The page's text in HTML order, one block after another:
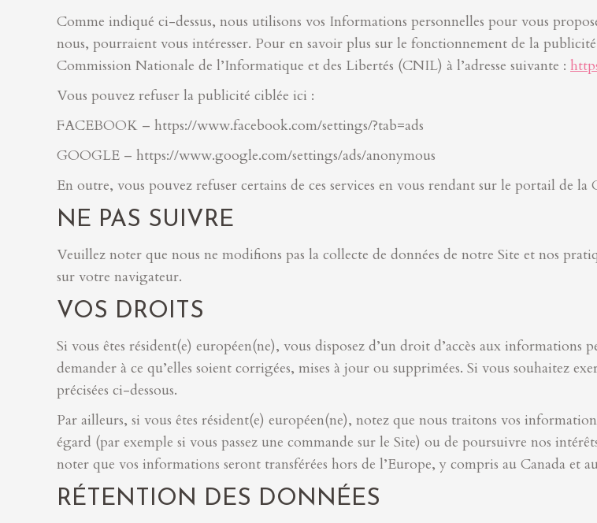
Comme indiqué ci-dessus, nous utilisons vos Informations personnelles pour vous
nous, pourraient vous intéresser. Pour en savoir plus sur le fonctionnement de la
Commission Nationale de l’Informatique et des Libertés (CNIL) à l’adresse suivante :
Vous pouvez refuser la publicité ciblée ici :
FACEBOOK – https://www.facebook.com/settings/?tab=ads
GOOGLE – https://www.google.com/settings/ads/anonymous
En outre, vous pouvez refuser certains de ces services en vous rendant sur le portail de la
NE PAS SUIVRE
Veuillez noter que nous ne modifions pas la collecte de données de notre Site et nos
sur votre navigateur.
VOS DROITS
Si vous êtes résident(e) européen(ne), vous disposez d’un droit d’accès aux informations
demander à ce qu’elles soient corrigées, mises à jour ou supprimées. Si vous souhaitez
précisées ci-dessous.
Par ailleurs, si vous êtes résident(e) européen(ne), notez que nous traitons vos
égard (par exemple si vous passez une commande sur le Site) ou de poursuivre nos
noter que vos informations seront transférées hors de l’Europe, y compris au Canada et
RÉTENTION DES DONNÉES